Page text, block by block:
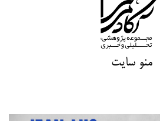
منو سایت